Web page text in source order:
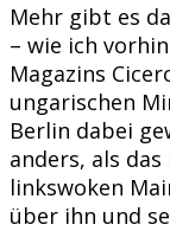
Mehr gibt es
– wie ich
Magazins
ungarischen
Berlin dabei
anders, als
linkswoken
über ihn und